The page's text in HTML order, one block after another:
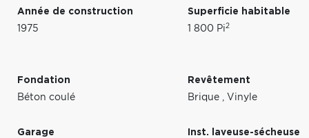
Année de construction
1975
Superficie habitable
1 800 Pi2
Fondation
Béton coulé
Revêtement
Brique , Vinyle
Garage
Inst. laveuse-sécheuse